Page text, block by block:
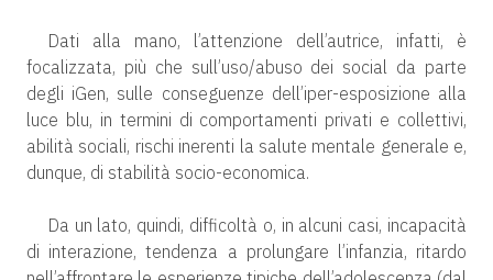
Dati alla mano, l’attenzione dell’autrice, infatti, è
focalizzata, più che sull’uso/abuso dei social da parte
degli iGen, sulle conseguenze dell’iper-esposizione alla
luce blu, in termini di comportamenti privati e collettivi,
abilità sociali, rischi inerenti la salute mentale generale e,
dunque, di stabilità socio-economica.
Da un lato, quindi, difficoltà o, in alcuni casi, incapacità
di interazione, tendenza a prolungare l’infanzia, ritardo